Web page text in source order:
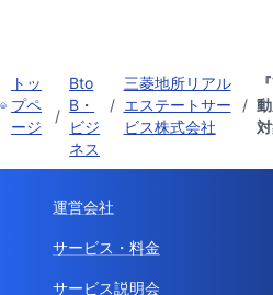
トッ
プペ
ージ
/
Bto
B・
ビジ
ネス
/
三菱地所リアル
エステートサー
ビス株式会社
/
運営会社
サービス・料金
サービス説明会